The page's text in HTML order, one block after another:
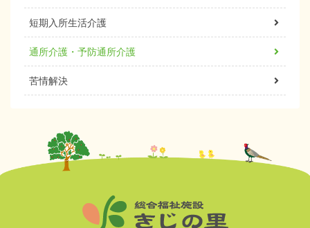
短期入所生活介護
通所介護・予防通所介護
苦情解決